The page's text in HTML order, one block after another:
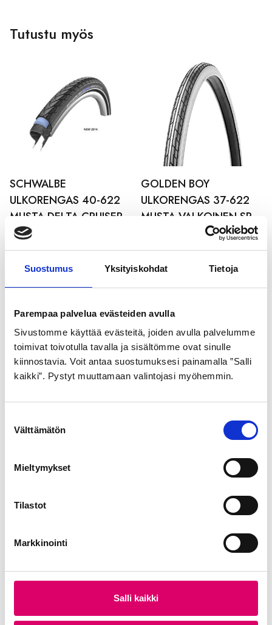
Suostumus Yksityiskohdat Tietoja
Parempaa palvelua evästeiden avulla
Sivustomme käyttää evästeitä, joiden avulla palvelumme
toimivat toivotulla tavalla ja sisältömme ovat sinulle
kiinnostavia. Voit antaa suostumuksesi painamalla ”Salli
kaikki”. Pystyt muuttamaan valintojasi myöhemmin.
Välttämätön
Mieltymykset
Tilastot
Markkinointi
Salli kaikki
Tutustu myös
SCHWALBE
ULKORENGAS 40-622
MUSTA DELTA CRUISER
PLUS pistosuojattu
heijastimella
29,99€
GOLDEN BOY
ULKORENGAS 37-622
MUSTA VALKOINEN SR
21,99€
ULKORENGAS 47-507